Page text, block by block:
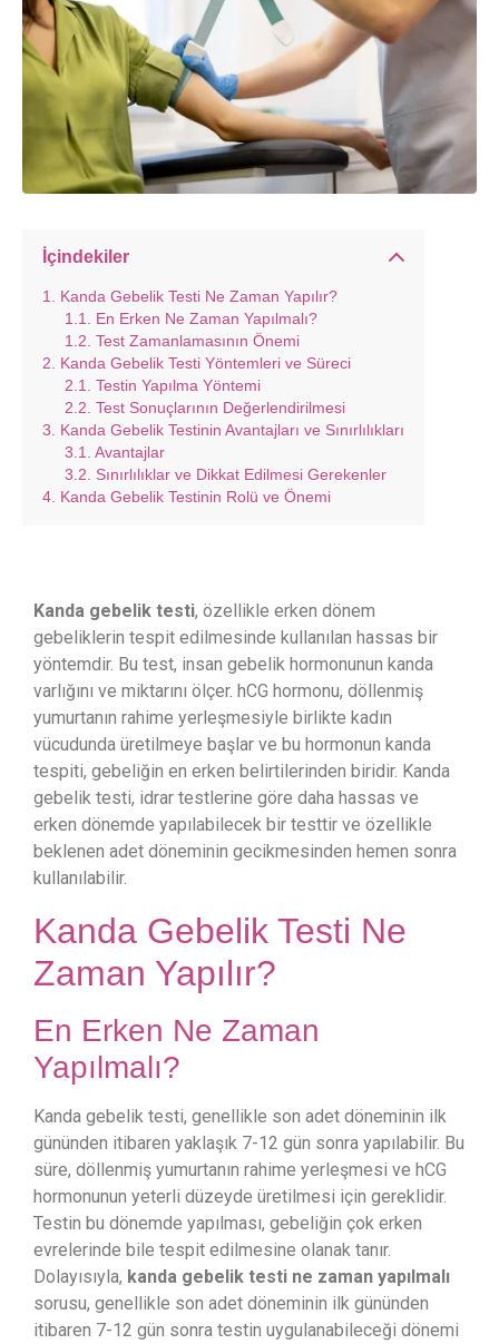
İçindekiler
Kanda Gebelik Testi Ne Zaman Yapılır?
En Erken Ne Zaman Yapılmalı?
Test Zamanlamasının Önemi
Kanda Gebelik Testi Yöntemleri ve Süreci
Testin Yapılma Yöntemi
Test Sonuçlarının Değerlendirilmesi
Kanda Gebelik Testinin Avantajları ve Sınırlılıkları
Avantajlar
Sınırlılıklar ve Dikkat Edilmesi Gerekenler
Kanda Gebelik Testinin Rolü ve Önemi
Kanda gebelik testi, özellikle erken dönem
gebeliklerin tespit edilmesinde kullanılan hassas bir
yöntemdir. Bu test, insan gebelik hormonunun kanda
varlığını ve miktarını ölçer. hCG hormonu, döllenmiş
yumurtanın rahime yerleşmesiyle birlikte kadın
vücudunda üretilmeye başlar ve bu hormonun kanda
tespiti, gebeliğin en erken belirtilerinden biridir. Kanda
gebelik testi, idrar testlerine göre daha hassas ve
erken dönemde yapılabilecek bir testtir ve özellikle
beklenen adet döneminin gecikmesinden hemen sonra
kullanılabilir.
Kanda Gebelik Testi Ne
Zaman Yapılır?
En Erken Ne Zaman
Yapılmalı?
Kanda gebelik testi, genellikle son adet döneminin ilk
gününden itibaren yaklaşık 7-12 gün sonra yapılabilir. Bu
süre, döllenmiş yumurtanın rahime yerleşmesi ve hCG
hormonunun yeterli düzeyde üretilmesi için gereklidir.
Testin bu dönemde yapılması, gebeliğin çok erken
evrelerinde bile tespit edilmesine olanak tanır.
Dolayısıyla, kanda gebelik testi ne zaman yapılmalı
sorusu, genellikle son adet döneminin ilk gününden
itibaren 7-12 gün sonra testin uygulanabileceği dönemi